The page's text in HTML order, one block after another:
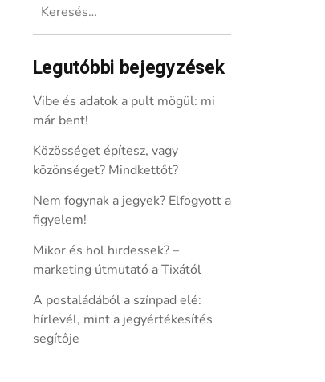
Legutóbbi bejegyzések
Vibe és adatok a pult mögül: mi
már bent!
Közösséget építesz, vagy
közönséget? Mindkettőt?
Nem fogynak a jegyek? Elfogyott a
figyelem!
Mikor és hol hirdessek? –
marketing útmutató a Tixától
A postaládából a színpad elé:
hírlevél, mint a jegyértékesítés
segítője